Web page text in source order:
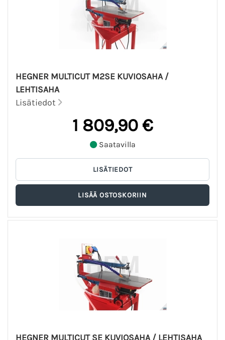
HEGNER MULTICUT M2SE KUVIOSAHA /
LEHTISAHA
Lisätiedot
1 809,90 €
Saatavilla
HEGNER MULTICUT SE KUVIOSAHA / LEHTISAHA